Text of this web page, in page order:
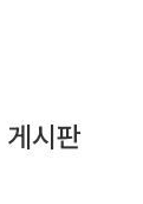
게시판